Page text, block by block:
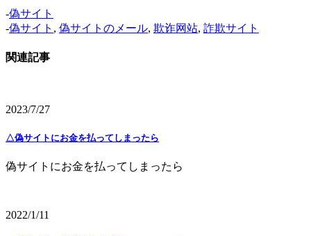
-偽サイト
-偽サイト , 偽サイトのメール, 欺诈网站, 詐欺サイト
関連記事
2023/7/27
△偽サイトにお金を払ってしまったら
偽サイトにお金を払ってしまったら
2022/1/11